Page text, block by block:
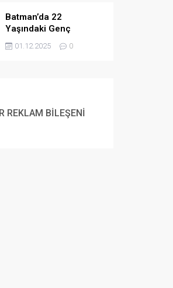
Batman’da 22
Yaşındaki Genç
Yaşamına Son Verdi
01.12.2025 0
REKLAM BİLEŞENİ